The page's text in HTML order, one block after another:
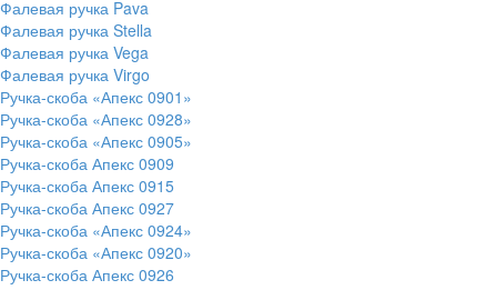
Фалевая ручка Pava
Фалевая ручка Stella
Фалевая ручка Vega
Фалевая ручка Virgo
Ручка-скоба «Апекс 0901»
Ручка-скоба «Апекс 0928»
Ручка-скоба «Апекс 0905»
Ручка-скоба Апекс 0909
Ручка-скоба Апекс 0915
Ручка-скоба Апекс 0927
Ручка-скоба «Апекс 0924»
Ручка-скоба «Апекс 0920»
Ручка-скоба Апекс 0926